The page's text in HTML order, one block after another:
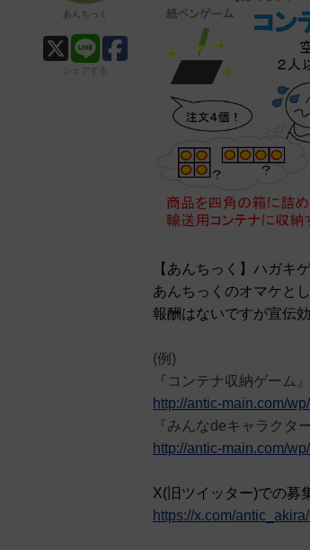
【あんちっく】ハガキ
あんちっくのオマケと
報酬はないですが宣伝
(例)
『コンテナ収納ゲーム』
http://antic-main.com/
『みんなdeキャラクター
http://antic-main.com/
X(旧ツイッター)での募
https://x.com/
あんちっく
シェアする